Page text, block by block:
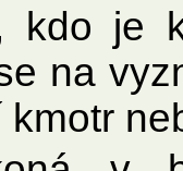
kdo je
na